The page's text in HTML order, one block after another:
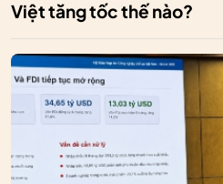
Việt tăng tốc thế nào?